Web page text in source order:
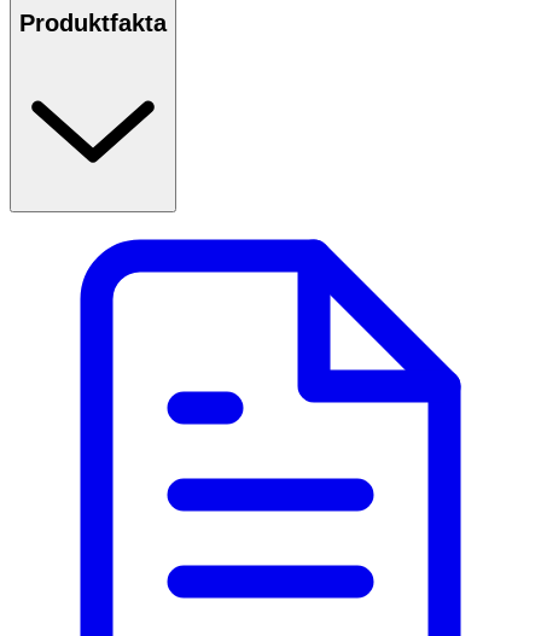
Produktfakta